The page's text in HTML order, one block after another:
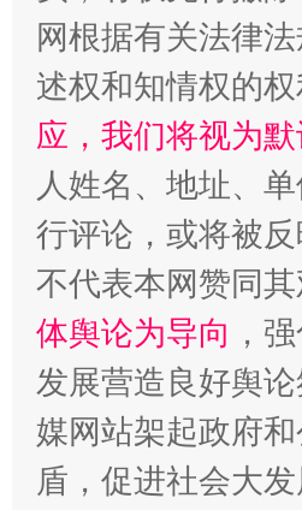
网根据有关法律
述权和知情权的权
应，我们将视为
人姓名、地址、
行评论，或将被
不代表本网赞同
体舆论为导向 ，
发展营造良好舆
媒网站架起政府
盾，促进社会大